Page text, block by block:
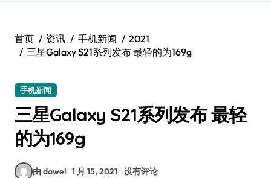
首页 资讯 手机新闻
2021
三星Galaxy S21系列发布 最轻的为169g
手机新闻
三星Galaxy S21系列发布 最轻
的为169g
由 dawei 1 月 15, 2021 没有评论